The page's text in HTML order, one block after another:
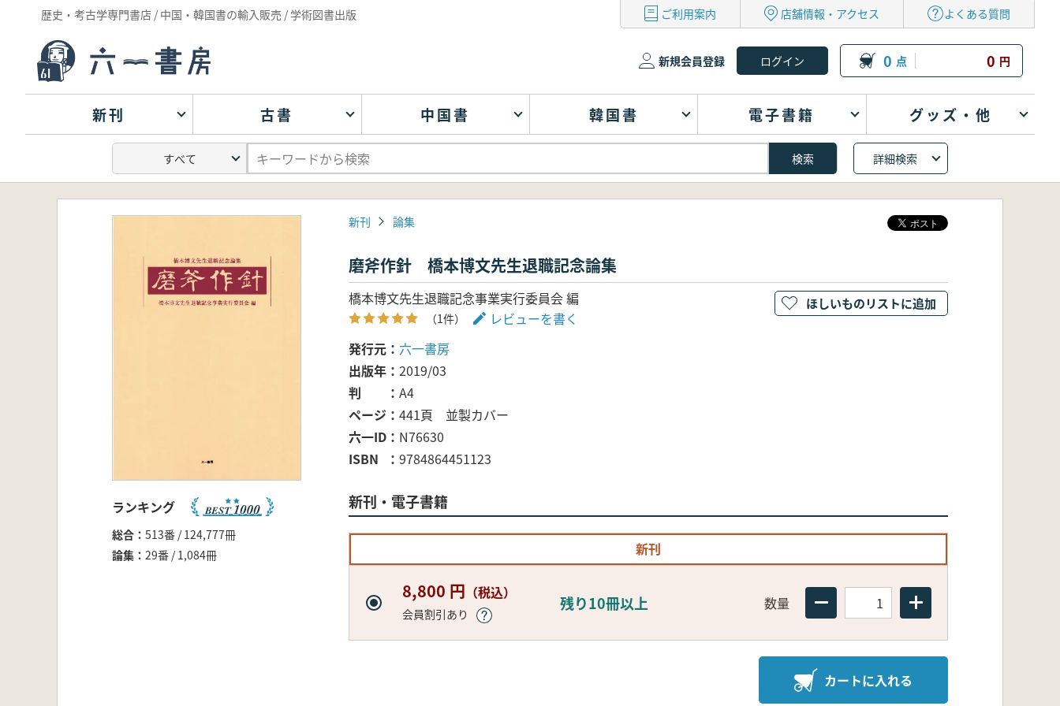
歴史・考古学専門書店 / 中国・韓国書の輸入販売 / 学術図書出版 ご利用案内 店舗情報・アクセス よくある質問
新規会員登録 0 点 0 円
新刊 古書 中国書 韓国書 電子書籍 グッズ・他
詳細検索
ランキング
総合
513番 / 124,777冊
論集
29番 / 1,084冊
新刊 論集
磨斧作針 橋本博文先生退職記念論集
橋本博文先生退職記念事業実行委員会 編
（1件）
レビューを書く
発行元
六一書房
出版年
2019/03
判
A4
ページ
441頁 並製カバー
六一ID
N76630
ISBN
9784864451123
新刊・電子書籍
新刊
8,800 円 （税込）
会員割引あり
残り10冊以上 数量
カートに入れる
ほしいものリストに追加